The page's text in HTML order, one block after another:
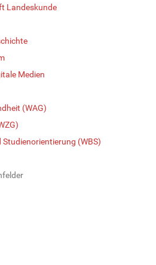
Landeskunde
Medien
(WAG)
(WBS)